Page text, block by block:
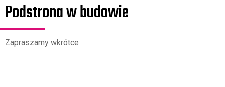
Podstrona w budowie
Zapraszamy wkrótce